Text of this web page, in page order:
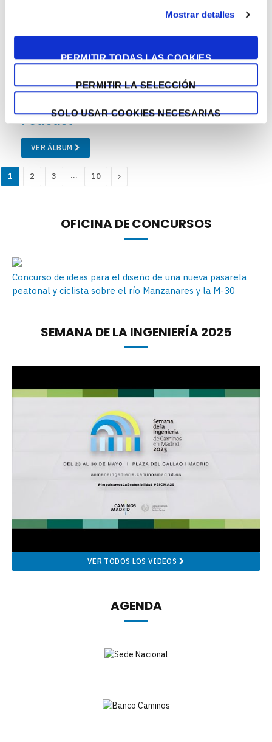
Mostrar detalles
PERMITIR TODAS LAS COOKIES
PERMITIR LA SELECCIÓN
SOLO USAR COOKIES NECESARIAS
26 mayo, 2025 58 fotos
Podcast
VER ÁLBUM
1 2 3 … 10 Next
OFICINA DE CONCURSOS
Concurso de ideas para el diseño de una nueva pasarela
peatonal y ciclista sobre el río Manzanares y la M-30
SEMANA DE LA INGENIERÍA 2025
VER TODOS LOS VIDEOS
AGENDA